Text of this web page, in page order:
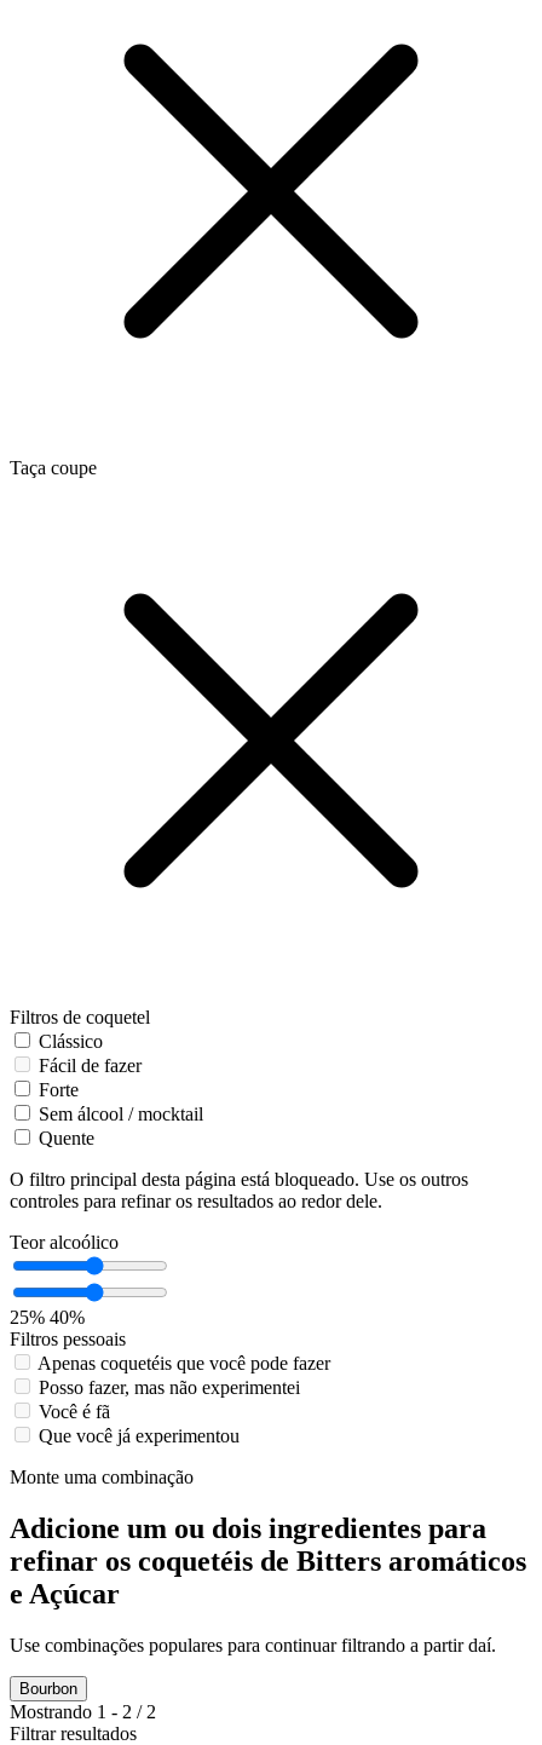
Taça coupe
Filtros de coquetel
Clássico
Fácil de fazer
Forte
Sem álcool / mocktail
Quente
O filtro principal desta página está bloqueado. Use os outros
controles para refinar os resultados ao redor dele.
Teor alcoólico
25% 40%
Filtros pessoais
Apenas coquetéis que você pode fazer
Posso fazer, mas não experimentei
Você é fã
Que você já experimentou
Monte uma combinação
Adicione um ou dois ingredientes para
refinar os coquetéis de Bitters aromáticos
e Açúcar
Use combinações populares para continuar filtrando a partir daí.
Bourbon
Mostrando 1 - 2 / 2
Filtrar resultados